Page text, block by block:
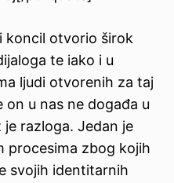
koncil otvorio širok
te iako i u
ljudi otvorenih za taj
on u nas ne događa u
razloga. Jedan je
procesima zbog kojih
svojih identitarnih